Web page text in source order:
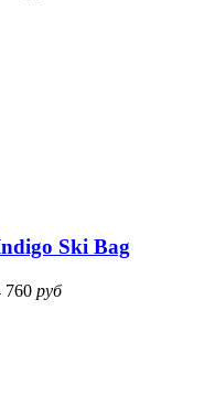
Ski Bag
760 руб